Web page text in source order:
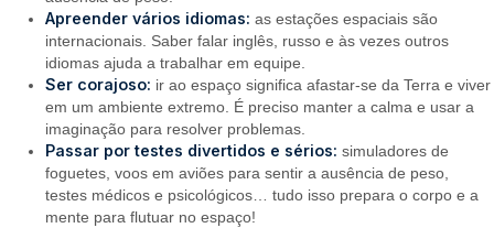
Apreender vários idiomas: as estações espaciais são
internacionais. Saber falar inglês, russo e às vezes outros
idiomas ajuda a trabalhar em equipe.
Ser corajoso: ir ao espaço significa afastar-se da Terra e viver
em um ambiente extremo. É preciso manter a calma e usar a
imaginação para resolver problemas.
Passar por testes divertidos e sérios: simuladores de
foguetes, voos em aviões para sentir a ausência de peso,
testes médicos e psicológicos… tudo isso prepara o corpo e a
mente para flutuar no espaço!